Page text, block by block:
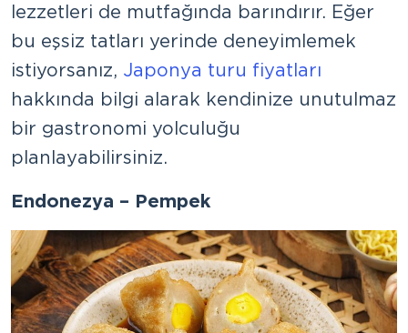
lezzetleri de mutfağında barındırır. Eğer
bu eşsiz tatları yerinde deneyimlemek
istiyorsanız, Japonya turu fiyatları
hakkında bilgi alarak kendinize unutulmaz
bir gastronomi yolculuğu
planlayabilirsiniz.
Endonezya – Pempek